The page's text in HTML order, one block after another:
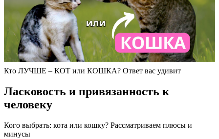
Кто ЛУЧШЕ – КОТ или КОШКА? Ответ вас удивит
Ласковость и привязанность к
человеку
Кого выбрать: кота или кошку? Рассматриваем плюсы и
минусы